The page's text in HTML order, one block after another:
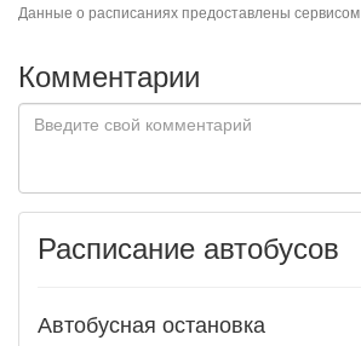
Данные о расписаниях предоставлены сервисом
Комментарии
Расписание автобусов
Автобусная остановка